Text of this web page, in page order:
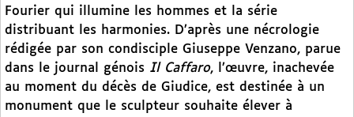
Fourier qui illumine les hommes et la série
distribuant les harmonies. D’après une nécrologie
rédigée par son condisciple Giuseppe Venzano, parue
dans le journal génois Il Caffaro, l’œuvre, inachevée
au moment du décès de Giudice, est destinée à un
monument que le sculpteur souhaite élever à